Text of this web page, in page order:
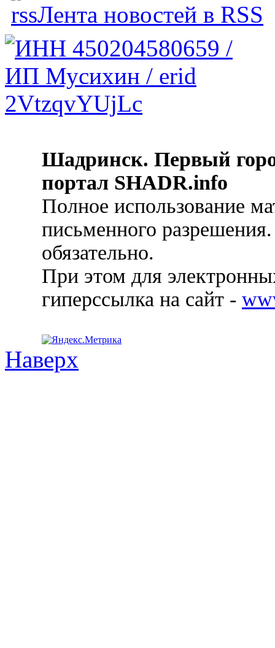
Лента новостей в RSS
Шадринск. Первый
портал SHADR.info
Полное использование
письменного
обязательно.
При этом для
гиперссылка на сайт -
Наверх